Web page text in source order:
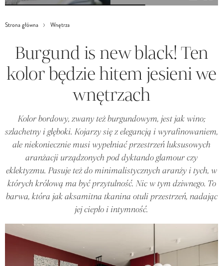
Strona główna Wnętrza
Burgund is new black! Ten
kolor będzie hitem jesieni we
wnętrzach
Kolor bordowy, zwany też burgundowym, jest jak wino;
szlachetny i głęboki. Kojarzy się z elegancją i wyrafinowaniem,
ale niekoniecznie musi wypełniać przestrzeń luksusowych
aranżacji urządzonych pod dyktando glamour czy
eklektyzmu. Pasuje też do minimalistycznych aranży i tych, w
których królową ma być przytulność. Nic w tym dziwnego. To
barwa, która jak aksamitna tkanina otuli przestrzeń, nadając
jej ciepło i intymność.